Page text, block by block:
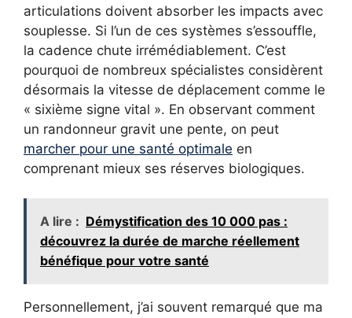
articulations doivent absorber les impacts avec
souplesse. Si l’un de ces systèmes s’essouffle,
la cadence chute irrémédiablement. C’est
pourquoi de nombreux spécialistes considèrent
désormais la vitesse de déplacement comme le
« sixième signe vital ». En observant comment
un randonneur gravit une pente, on peut
marcher pour une santé optimale en
comprenant mieux ses réserves biologiques.
A lire : Démystification des 10 000 pas :
découvrez la durée de marche réellement
bénéfique pour votre santé
Personnellement, j’ai souvent remarqué que ma